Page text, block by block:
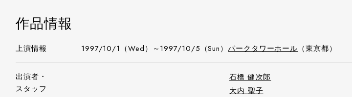
作品情報
上演情報 1997/10/1（Wed）～1997/10/5（Sun）パークタワーホール （東京都）
出演者・
スタッフ
石橋 健次郎
大内 聖子